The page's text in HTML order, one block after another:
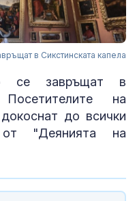
в Сикстинската капела
се завръщат в
на
до всички
"Деянията на